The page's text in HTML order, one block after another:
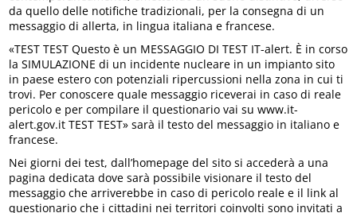
da quello delle notifiche tradizionali, per la consegna di un
messaggio di allerta, in lingua italiana e francese.
«TEST TEST Questo è un MESSAGGIO DI TEST IT-alert. È in corso
la SIMULAZIONE di un incidente nucleare in un impianto sito
in paese estero con potenziali ripercussioni nella zona in cui ti
trovi. Per conoscere quale messaggio riceverai in caso di reale
pericolo e per compilare il questionario vai su www.it-
alert.gov.it TEST TEST» sarà il testo del messaggio in italiano e
francese.
Nei giorni dei test, dall’homepage del sito si accederà a una
pagina dedicata dove sarà possibile visionare il testo del
messaggio che arriverebbe in caso di pericolo reale e il link al
questionario che i cittadini nei territori coinvolti sono invitati a